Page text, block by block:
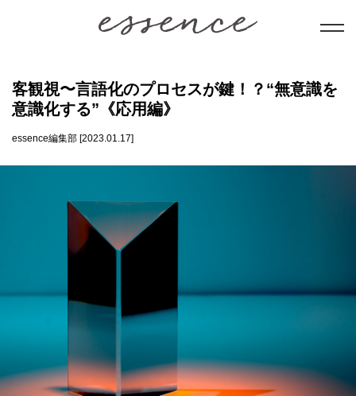
暮らし
美と健康
学び
ことだま
日本文化
会員コンテンツ
datum house について 利用規約
運営会社 個人情報保護方針
客観視〜言語化のプロセスが鍵！？“無意識を
意識化する”《応用編》
essence編集部 [2023.01.17]